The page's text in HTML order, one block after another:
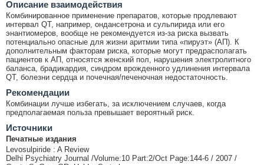
Описание взаимодействия
Комбинированное применение препаратов, которые продлевают
интервал QT, например, ондансетрона и сульпирида или его
энантиомеров, вообще не рекомендуется из-за риска вызвать
потенциально опасные для жизни аритмии типа «пируэт» (АП). К
дополнительным факторам риска, которые могут предрасполагать
пациентов к АП, относятся женский пол, нарушения электролитного
баланса, брадикардия, синдром врожденного удлинения интервала
QT, болезни сердца и почечная/печеночная недостаточность.
Рекомендации
Комбинации лучше избегать, за исключением случаев, когда
предполагаемая польза превышает вероятный риск.
Источники
Печатные издания
Levosulpiride : A Review
Delhi Psychiatry Journal /Volume:10 Part:2/Oct Page:144-6 / 2007 /